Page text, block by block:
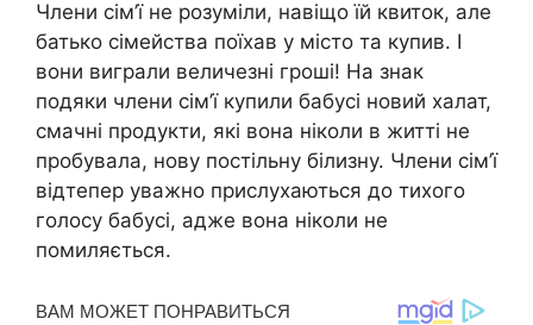
Члени сім’ї не розуміли, навіщо їй квиток, але
батько сімейства поїхав у місто та купив. І
вони виграли величезні гроші! На знак
подяки члени сім’ї купили бабусі новий халат,
смачні продукти, які вона ніколи в житті не
пробувала, нову постільну білизну. Члени сім’ї
відтепер уважно прислухаються до тихого
голосу бабусі, адже вона ніколи не
помиляється.